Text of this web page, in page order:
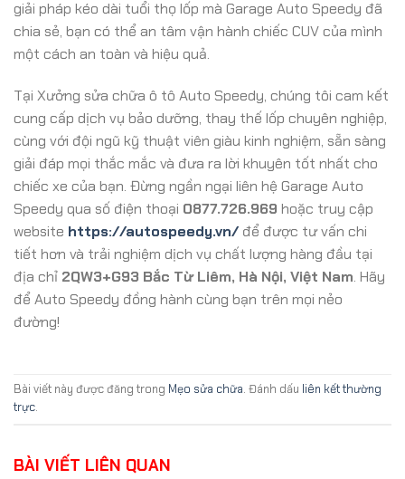
giải pháp kéo dài tuổi thọ lốp mà Garage Auto Speedy đã
chia sẻ, bạn có thể an tâm vận hành chiếc CUV của mình
một cách an toàn và hiệu quả.
Tại Xưởng sửa chữa ô tô Auto Speedy, chúng tôi cam kết
cung cấp dịch vụ bảo dưỡng, thay thế lốp chuyên nghiệp,
cùng với đội ngũ kỹ thuật viên giàu kinh nghiệm, sẵn sàng
giải đáp mọi thắc mắc và đưa ra lời khuyên tốt nhất cho
chiếc xe của bạn. Đừng ngần ngại liên hệ Garage Auto
Speedy qua số điện thoại 0877.726.969 hoặc truy cập
website https://autospeedy.vn/để được tư vấn chi
tiết hơn và trải nghiệm dịch vụ chất lượng hàng đầu tại
địa chỉ 2QW3+G93 Bắc Từ Liêm, Hà Nội, Việt Nam. Hãy
để Auto Speedy đồng hành cùng bạn trên mọi nẻo
đường!
Bài viết này được đăng trong Mẹo sửa chữa. Đánh dấu liên kết thường
trực.
BÀI VIẾT LIÊN QUAN